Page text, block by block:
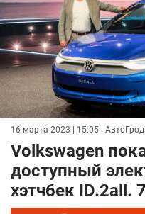
16 марта 2023 | 15:05 |
Volkswagen
доступный
хэтчбек ID.2all.